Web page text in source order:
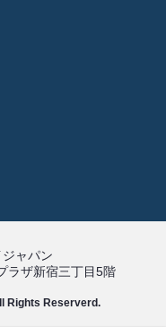
ャパン
ザ新宿三丁目5階
Rights Reserverd.